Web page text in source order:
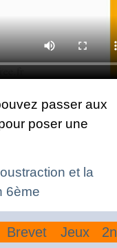
passer aux
poser une
et la
6ème
Brevet Jeux